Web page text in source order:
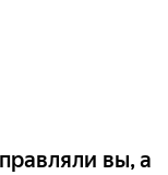
вы, а